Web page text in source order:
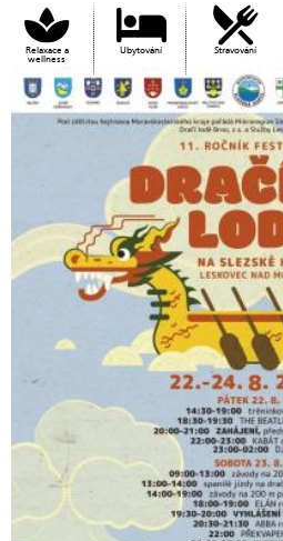
Relaxace a
wellness
Ubytování Stravování